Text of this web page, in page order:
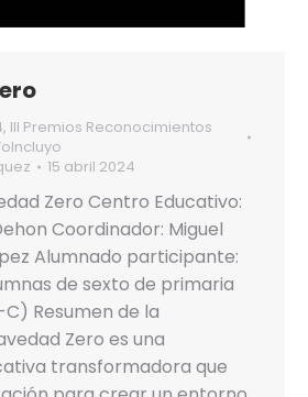
, III Premios Reconocimientos
15 abril 2024
Zero Centro Educativo:
Coordinador: Miguel
Alumnado participante:
de sexto de primaria
Resumen de la
Zero es una
transformadora que